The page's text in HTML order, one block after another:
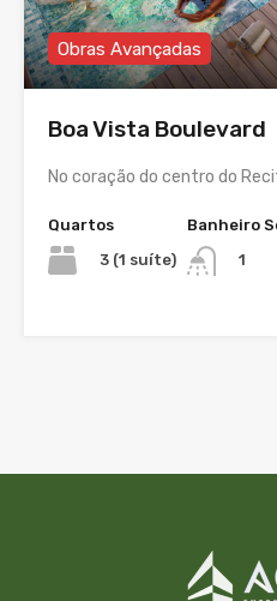
Obras Avançadas
Boa Vista Boulevard
No coração do centro do
Quartos
3 (1 suíte)
Banheiro
1